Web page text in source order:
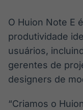
O Huion Note E
produtividade
usuários,
gerentes de
designers de
“Criamos o